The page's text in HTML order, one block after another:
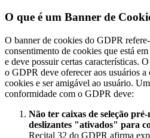
O que é um Banner de
O banner de cookies do GDPR
consentimento de cookies que está
e deve possuir certas características.
o GDPR deve oferecer aos usuários
cookies e ser amigável ao usuário.
conformidade com o GDPR deve:
Não ter caixas de seleção
deslizantes "ativados" para
Recital 32 do GDPR afirma